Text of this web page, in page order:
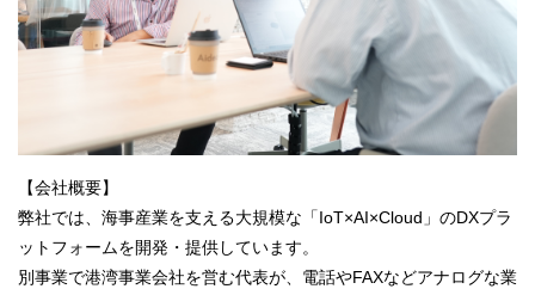
【会社概要】
弊社では、海事産業を支える大規模な「IoT×AI×Cloud」のDXプラ
ットフォームを開発・提供しています。
別事業で港湾事業会社を営む代表が、電話やFAXなどアナログな業